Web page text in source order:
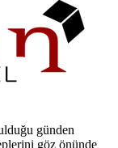
günden
göz önünde